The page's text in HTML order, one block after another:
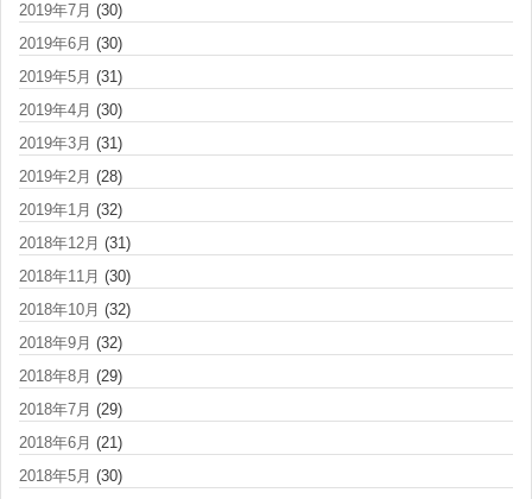
2019年7月 (30)
2019年6月 (30)
2019年5月 (31)
2019年4月 (30)
2019年3月 (31)
2019年2月 (28)
2019年1月 (32)
2018年12月 (31)
2018年11月 (30)
2018年10月 (32)
2018年9月 (32)
2018年8月 (29)
2018年7月 (29)
2018年6月 (21)
2018年5月 (30)